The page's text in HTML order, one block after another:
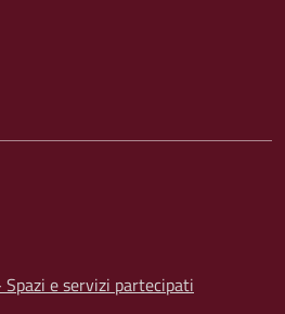
e servizi partecipati